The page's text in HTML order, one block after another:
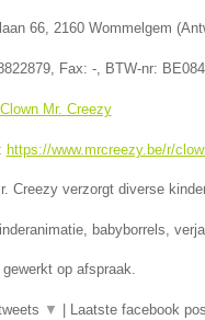
66, 2160 Wommelgem (
, Fax: -, BTW-nr:
Mr. Creezy
https://www.mrcreezy.be/r/
Creezy verzorgt diverse
babyborrels,
gewerkt op afspraak.
▼ Laatste facebook